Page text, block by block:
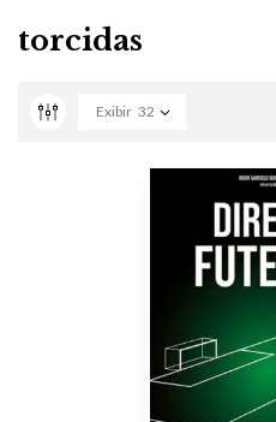
torcidas
Exibir 32